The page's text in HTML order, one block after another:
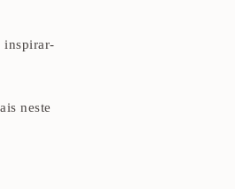
inspirar-
neste